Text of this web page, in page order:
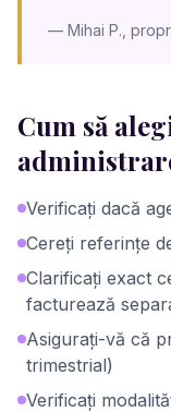
— Mihai P.,
Cum să
Verificați dacă
Cereți referințe
Clarificați exact
facturează
Asigurați-vă că
trimestrial)
Verificați